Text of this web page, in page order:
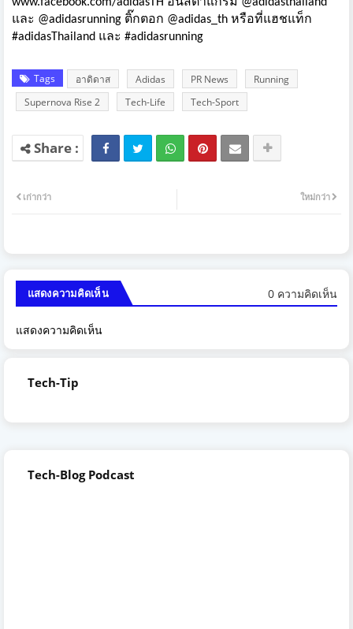
และ @adidasrunning ติ๊กตอก @adidas_th หรือที่แฮชแท็ก
#adidasThailand และ #adidasrunning
Tags อาดิดาส Adidas PR News
Running
Supernova Rise 2
Tech-Life Tech-Sport
ใหม่กว่า
เก่ากว่า
แสดงความคิดเห็น 0 ความคิดเห็น
แสดงความคิดเห็น
Tech-Tip
Tech-Blog Podcast